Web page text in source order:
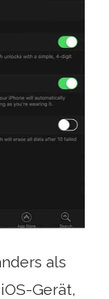
als
Gerät,